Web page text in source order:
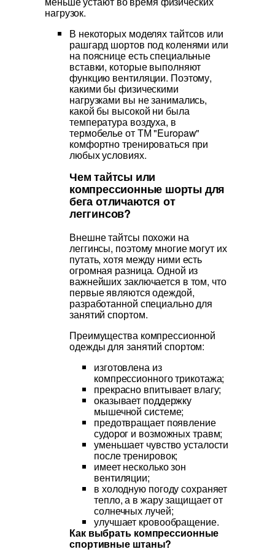
нагрузок.
В некоторых моделях тайтсов или
рашгард шортов под коленями или
на пояснице есть специальные
вставки, которые выполняют
функцию вентиляции. Поэтому,
какими бы физическими
нагрузками вы не занимались,
какой бы высокой ни была
температура воздуха, в
термобелье от ТМ "Europaw"
комфортно тренироваться при
любых условиях.
Чем тайтсы или
компрессионные шорты для
бега отличаются от
леггинсов?
Внешне тайтсы похожи на
леггинсы, поэтому многие могут их
путать, хотя между ними есть
огромная разница. Одной из
важнейших заключается в том, что
первые являются одеждой,
разработанной специально для
занятий спортом.
Преимущества компрессионной
одежды для занятий спортом:
изготовлена из
компрессионного трикотажа;
прекрасно впитывает влагу;
оказывает поддержку
мышечной системе;
предотвращает появление
судорог и возможных травм;
уменьшает чувство усталости
после тренировок;
имеет несколько зон
вентиляции;
в холодную погоду сохраняет
тепло, а в жару защищает от
солнечных лучей;
улучшает кровообращение.
Как выбрать компрессионные
спортивные штаны?